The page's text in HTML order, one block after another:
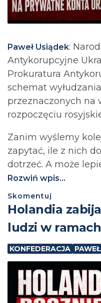
Paweł Usiądek:
Antykorupcyjne
Prokuratura
schemat
przeznaczonych na
rozpoczęciu
Zanim wyślemy
zapytać, ile z nich
dotrzeć. A może
Rozwiń wpis...
Skomentuj
Holandia
ludzi w
KONFEDERACJA